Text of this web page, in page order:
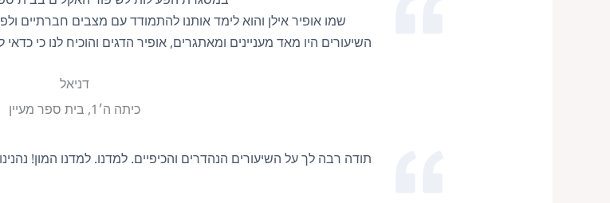
דניאל
כיתה ה׳1, בית ספר מעיין
שמו אופיר אילן והוא לימד אותנו להתמודד עם מצבים חברתיים
השיעורים היו מאד מעניינים ומאתגרים, אופיר הדגים והוכיח לנו כי
תודה רבה לך על השיעורים הנהדרים והכיפיים. למדנו. למדנו המון!